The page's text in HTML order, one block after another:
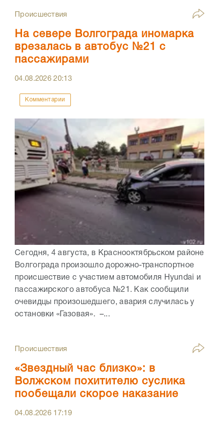
Происшествия
На севере Волгограда иномарка
врезалась в автобус №21 с
пассажирами
04.08.202620:13
Комментарии
Сегодня, 4 августа, в Краснооктябрьском районе
Волгограда произошло дорожно-транспортное
происшествие с участием автомобиля Hyundai и
пассажирского автобуса №21. Как сообщили
очевидцы произошедшего, авария случилась у
остановки «Газовая». –...
Происшествия
«Звездный час близко»: в
Волжском похитителю суслика
пообещали скорое наказание
04.08.2026 17:19